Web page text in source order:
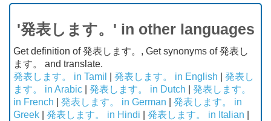
'発表します。' in other languages
Get definition of 発表します。, Get synonyms of 発表し
ます。 and translate.
発表します。 in Tamil
発表します。 in English
発表し
ます。 in Arabic
発表します。 in Dutch
発表します。
in French
発表します。 in German
発表します。 in
Greek
発表します。 in Hindi 発表します。 in Italian